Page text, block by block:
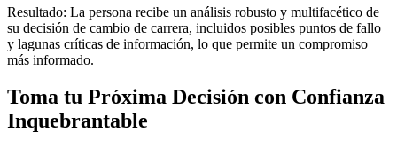
Resultado: La persona recibe un análisis robusto y multifacético de
su decisión de cambio de carrera, incluidos posibles puntos de fallo
y lagunas críticas de información, lo que permite un compromiso
más informado.
Toma tu Próxima Decisión con Confianza
Inquebrantable